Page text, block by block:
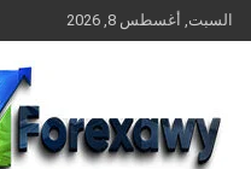
Skip
to
السبت, أغسطس 8, 2026